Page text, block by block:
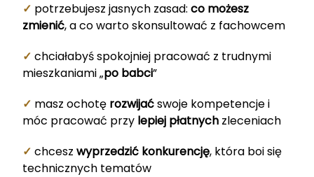
✓ potrzebujesz jasnych zasad: co możesz
zmienić, a co warto skonsultować z fachowcem
✓ chciałabyś spokojniej pracować z trudnymi
mieszkaniami „po babci”
✓ masz ochotę rozwijaćswoje kompetencje i
móc pracować przy lepiej płatnych zleceniach
✓ chcesz wyprzedzić konkurencję, która boi się
technicznych tematów